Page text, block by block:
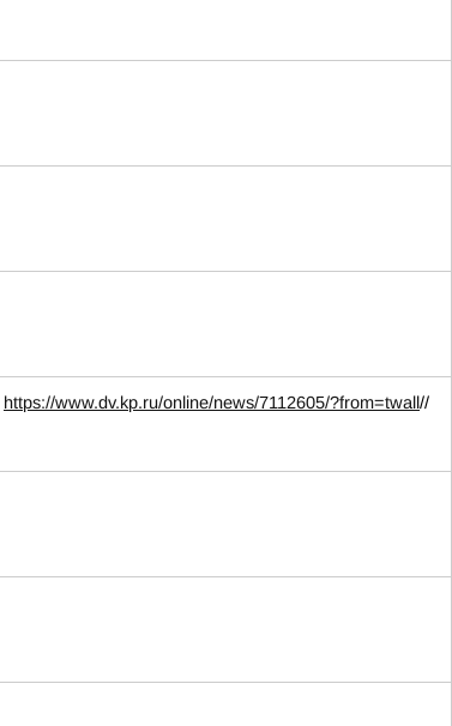
https://www.dv.kp.ru/online/news/7112605/?from=twall//